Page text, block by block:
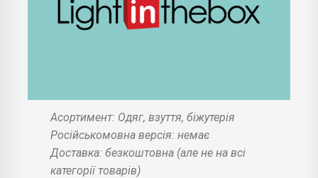
Асортимент: Одяг, взуття, біжутерія
Російськомовна версія: немає
Доставка: безкоштовна (але не на всі
категорії товарів)